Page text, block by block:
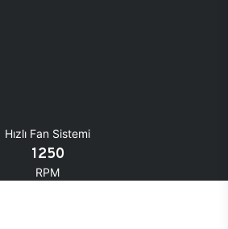
Hızlı Fan Sistemi
1250
RPM